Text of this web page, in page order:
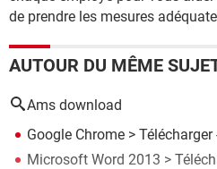
de prendre les mesures
AUTOUR DU MÊME
Ams download
Google Chrome >
Microsoft Word 2013 >